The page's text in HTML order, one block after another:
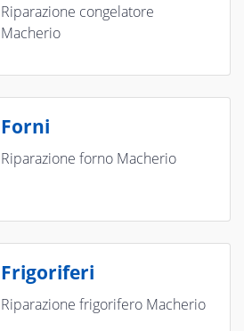
Riparazione congelatore
Macherio
Forni
Riparazione forno Macherio
Frigoriferi
Riparazione frigorifero Macherio